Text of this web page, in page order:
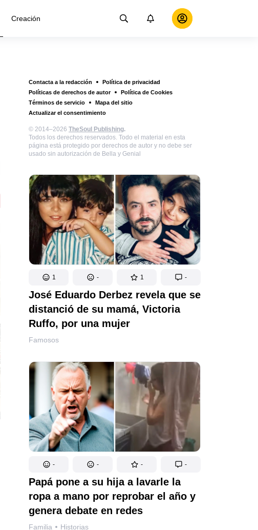
Creación
Contacta a la redacción
Política de privacidad
Políticas de derechos de autor
Política de Cookies
Términos de servicio
Mapa del sitio
Actualizar el consentimiento
© 2014–2026 TheSoul Publishing.
Todos los derechos reservados. Todo el material en esta
página está protegido por derechos de autor y no debe ser
usado sin autorización de Bella y Genial
1 - 1 -
José Eduardo Derbez revela que se
distanció de su mamá, Victoria
Ruffo, por una mujer
Famosos
- - - -
Papá pone a su hija a lavarle la
ropa a mano por reprobar el año y
genera debate en redes
Familia Historias